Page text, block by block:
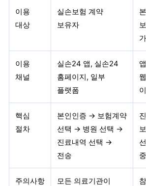
이용
대상
실손보험 계약
보유자
이용
채널
실손24 앱, 실손24
홈페이지, 일부
플랫폼
핵심
절차
본인인증 → 보험계약
선택 → 병원 선택 →
진료내역 선택 →
전송
주의사항
모든 의료기관이